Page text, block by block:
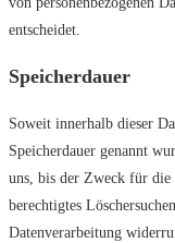
entscheidet.
Speicherdauer
Soweit innerhalb dieser
Speicherdauer genannt
uns, bis der Zweck für
berechtigtes
Datenverarbeitung